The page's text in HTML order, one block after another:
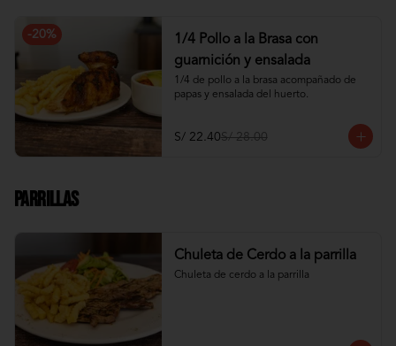
-20%
1/4 Pollo a la Brasa con
guarnición y ensalada
1/4 de pollo a la brasa acompañado de
papas y ensalada del huerto.
S/ 22.40S/ 28.00
Parrillas
Chuleta de Cerdo a la parrilla
Chuleta de cerdo a la parrilla